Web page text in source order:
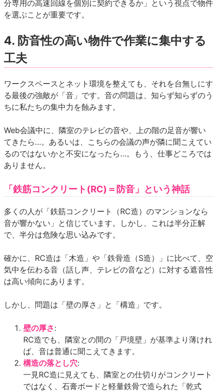
分専用の高速回線を個別に契約できるか」という視点で物件
を選ぶことが重要です。
4. 防音性の高い物件で作業に集中する
工夫
ワークスペースとネット環境を整えても、それを台無しにす
る最後の強敵が「音」です。音の問題は、知らず知らずのう
ちに私たちの集中力を蝕みます。
Web会議中に、隣室のテレビの音や、上の階の足音が響い
てきたら…。あるいは、こちらの会議の声が隣に聞こえてい
るのではないかと不安になったら…。もう、仕事どころでは
ありません。
「鉄筋コンクリート(RC)＝防音」という神話
多くの人が「鉄筋コンクリート（RC造）のマンションなら
音が響かない」と信じています。しかし、これは半分正解
で、半分は危険な思い込みです。
確かに、RC造は「木造」や「鉄骨造（S造）」に比べて、空
気中を伝わる音（話し声、テレビの音など）に対する遮音性
は高い傾向にあります。
しかし、問題は「壁の厚さ」と「構造」です。
壁の厚さ:
RC造でも、隣室との間の「戸境壁」が基準より薄けれ
ば、音は普通に聞こえてきます。
構造の落とし穴:
一見RC造に見えても、隣室との仕切りがコンクリート
ではなく、石膏ボードと軽量鉄骨で造られた「乾式